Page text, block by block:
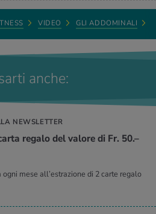
VIDEO GLI ADDOMINALI
anche:
NEWSLETTER
regalo del valore di Fr. 50.–
mese all’estrazione di 2 carte regalo